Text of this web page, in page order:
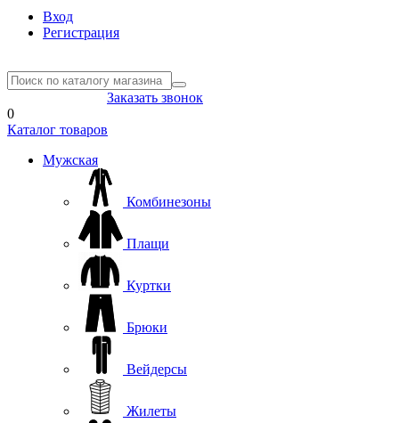
Вход
Регистрация
Заказать звонок
0
Каталог товаров
Мужская
Комбинезоны
Плащи
Куртки
Брюки
Вейдерсы
Жилеты